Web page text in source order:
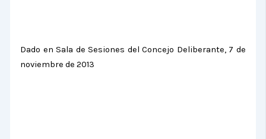
Dado en Sala de Sesiones del Concejo Deliberante, 7 de
noviembre de 2013